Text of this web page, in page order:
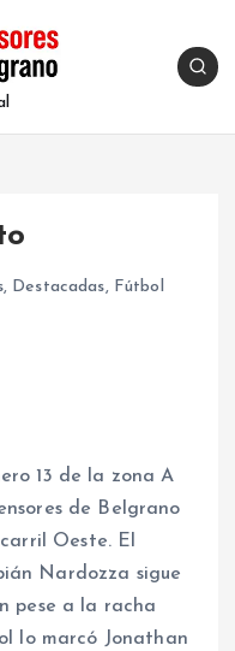
, Destacadas, Fútbol
13 de la zona A
de Belgrano
Oeste. El
Nardozza sigue
pese a la racha
lo marcó Jonathan